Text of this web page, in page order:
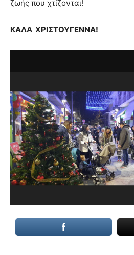
ζωής που χτίζονται!
ΚΑΛΑ ΧΡΙΣΤΟΥΓΕΝΝΑ!